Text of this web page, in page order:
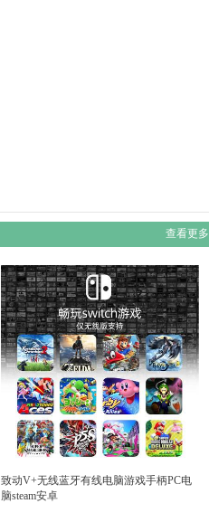
查看更多
致动V+无线蓝牙有线电脑游戏手柄PC电
脑steam安卓